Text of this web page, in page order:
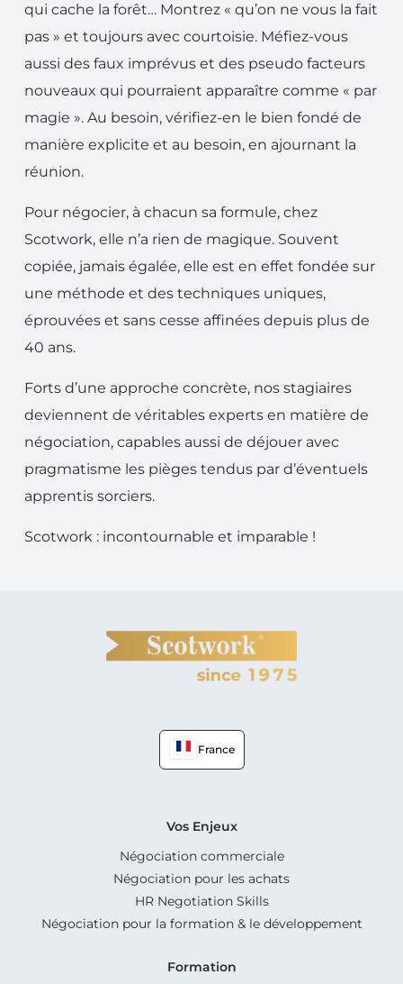
qui cache la forêt… Montrez « qu’on ne vous la fait
pas » et toujours avec courtoisie. Méfiez-vous
aussi des faux imprévus et des pseudo facteurs
nouveaux qui pourraient apparaître comme « par
magie ». Au besoin, vérifiez-en le bien fondé de
manière explicite et au besoin, en ajournant la
réunion.
Pour négocier, à chacun sa formule, chez
Scotwork, elle n’a rien de magique. Souvent
copiée, jamais égalée, elle est en effet fondée sur
une méthode et des techniques uniques,
éprouvées et sans cesse affinées depuis plus de
40 ans.
Forts d’une approche concrète, nos stagiaires
deviennent de véritables experts en matière de
négociation, capables aussi de déjouer avec
pragmatisme les pièges tendus par d’éventuels
apprentis sorciers.
Scotwork : incontournable et imparable !
France
Vos Enjeux
Négociation commerciale
Négociation pour les achats
HR Negotiation Skills
Négociation pour la formation & le développement
Formation